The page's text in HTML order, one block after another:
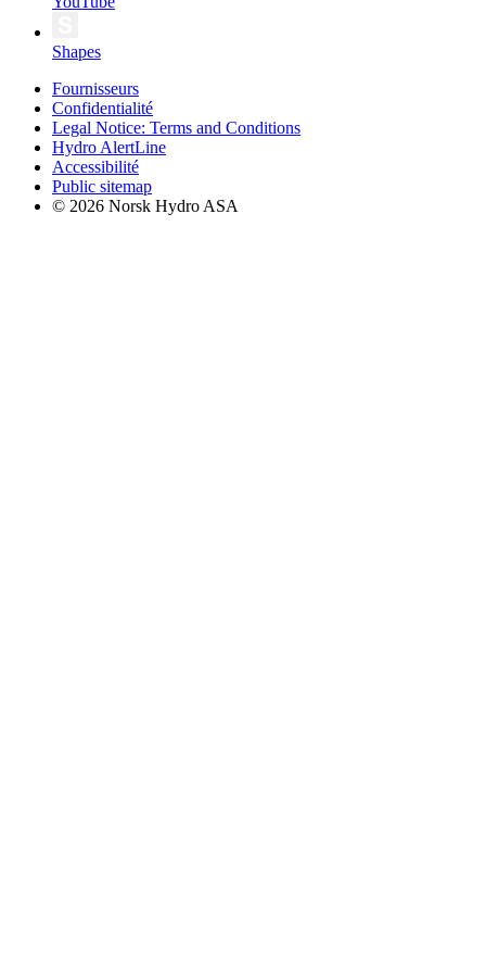
Shapes
Fournisseurs
Confidentialité
Legal Notice: Terms and Conditions
Hydro AlertLine
Accessibilité
Public sitemap
© 2026 Norsk Hydro ASA